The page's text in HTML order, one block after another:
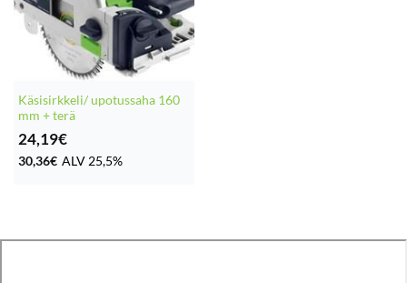
Käsisirkkeli/ upotussaha 160
mm + terä
24,19€
30,36€ ALV 25,5%